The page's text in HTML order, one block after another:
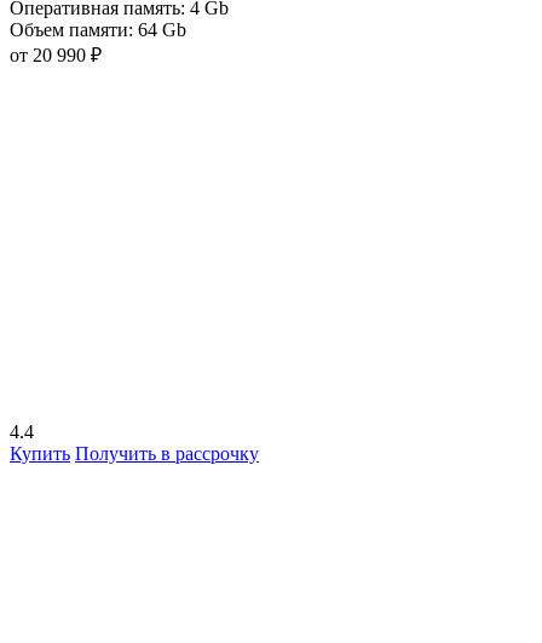
Оперативная память: 4 Gb
Объем памяти: 64 Gb
от 20 990 ₽
4.4
Купить Получить в рассрочку